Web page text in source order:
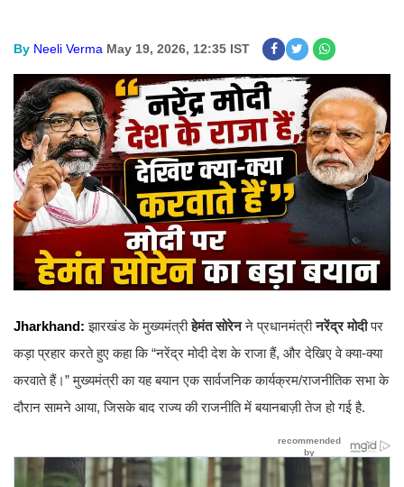
By Neeli Verma May 19, 2026, 12:35 IST
Jharkhand: झारखंड के मुख्यमंत्रीहेमंत सोरेनने प्रधानमंत्रीनरेंद्र मोदीपर
कड़ा प्रहार करते हुए कहा कि “नरेंद्र मोदी देश के राजा हैं, और देखिए वे क्या-क्या
करवाते हैं।” मुख्यमंत्री का यह बयान एक सार्वजनिक कार्यक्रम/राजनीतिक सभा के
दौरान सामने आया, जिसके बाद राज्य की राजनीति में बयानबाज़ी तेज हो गई है.